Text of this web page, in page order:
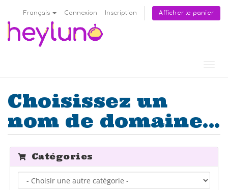
Français Connexion Inscription Afficher le panier
Choisissez un
nom de domaine...
Catégories